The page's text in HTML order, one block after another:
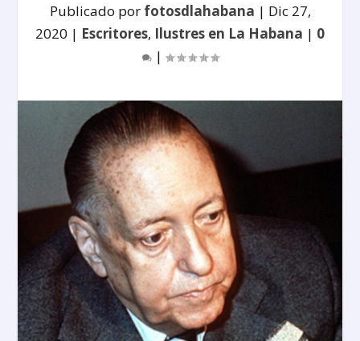
Publicado por fotosdlahabana | Dic 27,
2020 | Escritores, Ilustres en La Habana | 0
|